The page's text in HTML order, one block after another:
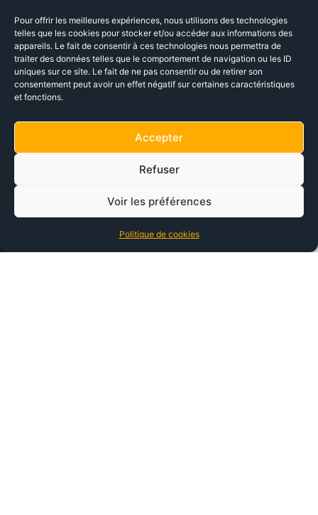
Pour offrir les meilleures expériences, nous utilisons des technologies
telles que les cookies pour stocker et/ou accéder aux informations des
appareils. Le fait de consentir à ces technologies nous permettra de
traiter des données telles que le comportement de navigation ou les ID
uniques sur ce site. Le fait de ne pas consentir ou de retirer son
consentement peut avoir un effet négatif sur certaines caractéristiques
et fonctions.
Accepter
Refuser
Voir les préférences
Politique de cookies